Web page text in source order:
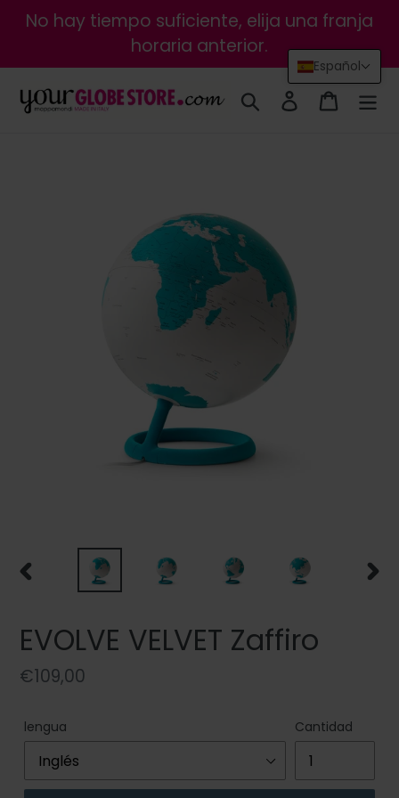
directamente
contenido
No hay tiempo suficiente, elija una franja
horaria anterior.
Buscar IngresarCarrito
ANTERIOR
EVOLVE VELVET Zaffiro
Precio
€109,00
lengua Cantidad
Español